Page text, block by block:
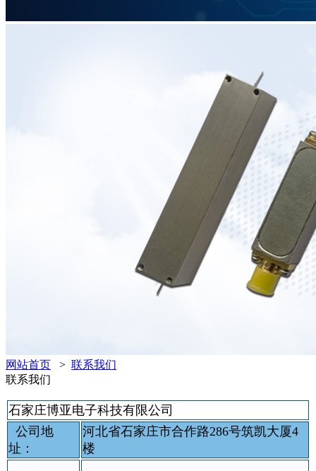
网站首页 > 联系我们
联系我们
石家庄博亚电子科技有限公司
公司地
址：
河北省石家庄市合作路286号筑凯大厦4
楼